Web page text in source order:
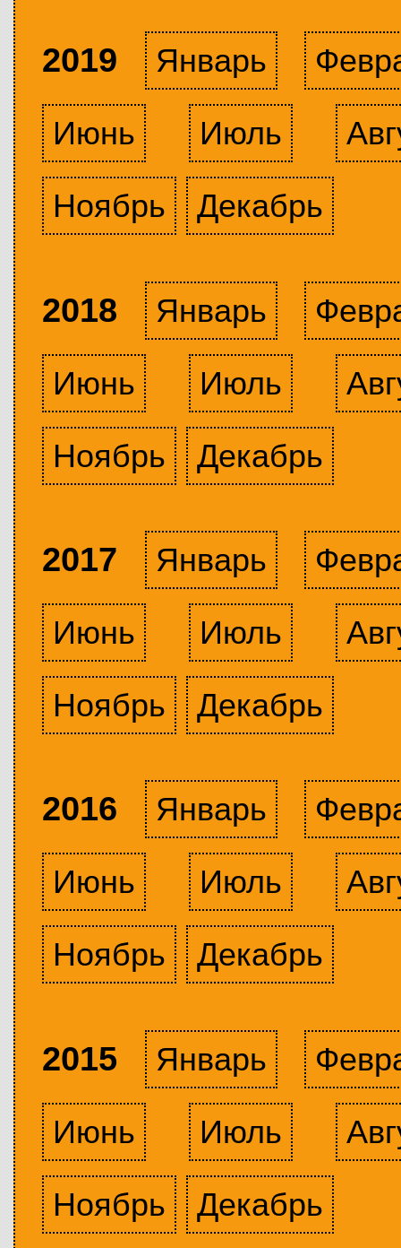
2019 Январь
Июнь
Июль
Ноябрь
Декабрь
2018 Январь
Июнь
Июль
Ноябрь
Декабрь
2017 Январь
Июнь
Июль
Ноябрь
Декабрь
2016 Январь
Июнь
Июль
Ноябрь
Декабрь
2015 Январь
Июнь
Июль
Ноябрь
Декабрь